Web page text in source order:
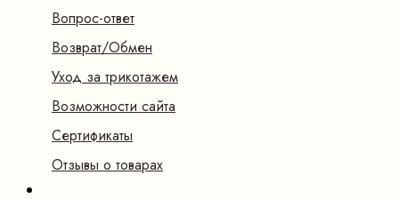
Вопрос-ответ
Возврат/Обмен
Уход за трикотажем
Возможности сайта
Сертификаты
Отзывы о товарах